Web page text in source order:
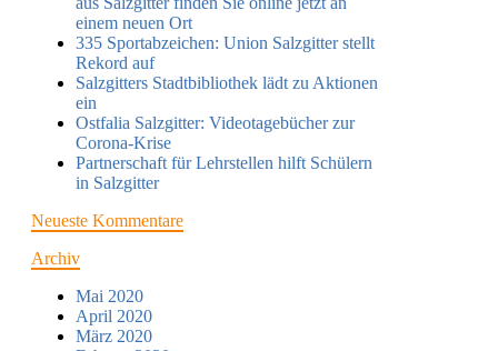
einem neuen Ort
335 Sportabzeichen: Union Salzgitter stellt
Rekord auf
Salzgitters Stadtbibliothek lädt zu Aktionen
ein
Ostfalia Salzgitter: Videotagebücher zur
Corona-Krise
Partnerschaft für Lehrstellen hilft Schülern
in Salzgitter
Neueste Kommentare
Archiv
Mai 2020
April 2020
März 2020